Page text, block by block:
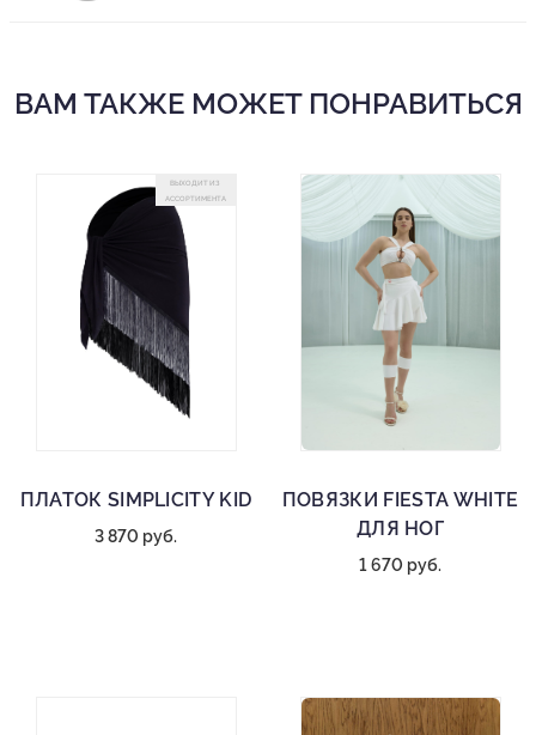
ВАМ ТАКЖЕ МОЖЕТ ПОНРАВИТЬСЯ
ВЫХОДИТ ИЗ
АССОРТИМЕНТА
ПЛАТОК SIMPLICITY KID
3 870 руб.
ПОВЯЗКИ FIESTA WHITE
ДЛЯ НОГ
1 670 руб.